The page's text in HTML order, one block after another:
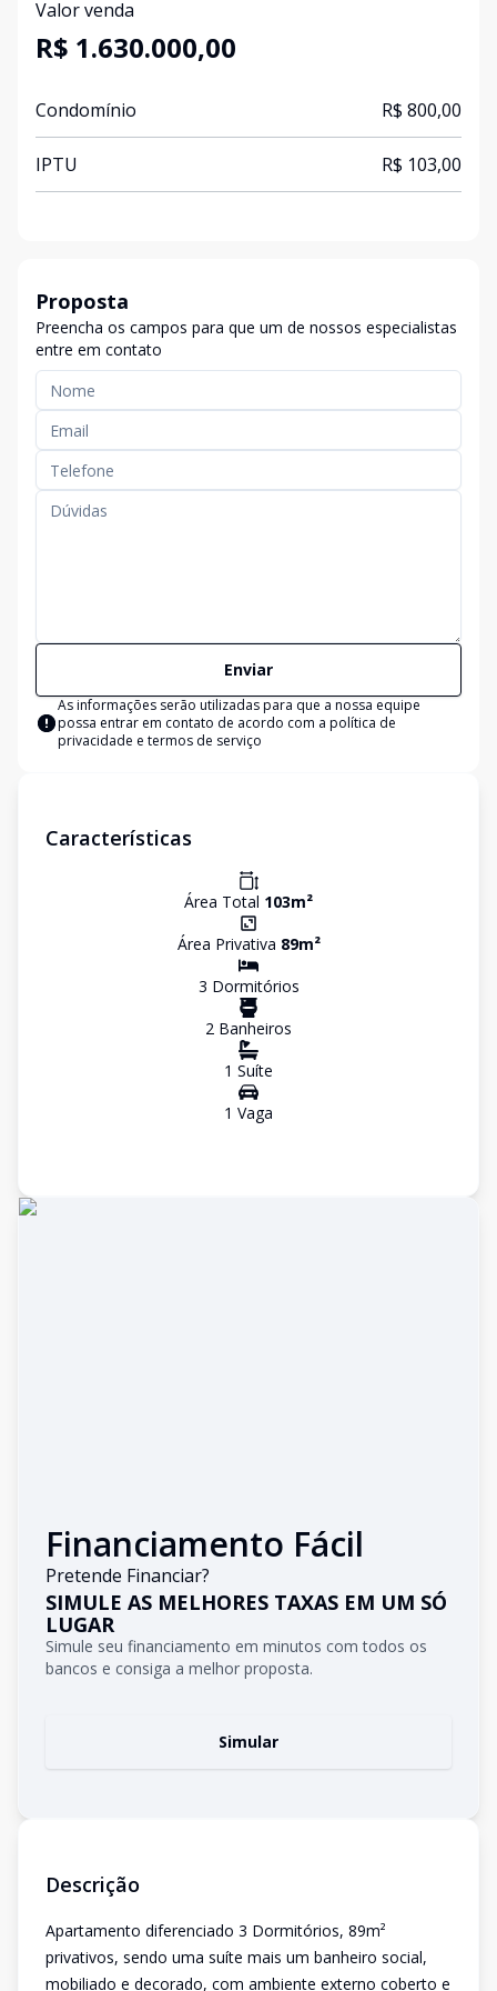
Valor venda
R$ 1.630.000,00
Condomínio R$ 800,00
IPTU R$ 103,00
Proposta
Preencha os campos para que um de nossos especialistas
entre em contato
Enviar
As informações serão utilizadas para que a nossa equipe
possa entrar em contato de acordo com a política de
privacidade e termos de serviço
Características
Área Total 103m²
Área Privativa 89m²
3 Dormitórios
2 Banheiros
1 Suíte
1 Vaga
Financiamento Fácil
Pretende Financiar?
SIMULE AS MELHORES TAXAS EM UM SÓ
LUGAR
Simule seu financiamento em minutos com todos os
bancos e consiga a melhor proposta.
Simular
Descrição
Apartamento diferenciado 3 Dormitórios, 89m²
privativos, sendo uma suíte mais um banheiro social,
mobiliado e decorado, com ambiente externo coberto e